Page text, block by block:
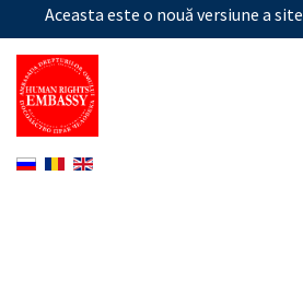
Aceasta este o nouă versiune a